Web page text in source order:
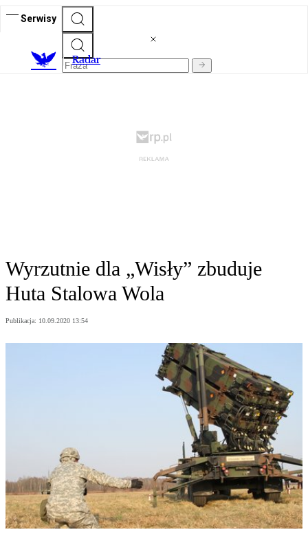
Serwisy
Radar
Wyrzutnie dla „Wisły” zbuduje
Huta Stalowa Wola
Publikacja: 10.09.2020 13:54